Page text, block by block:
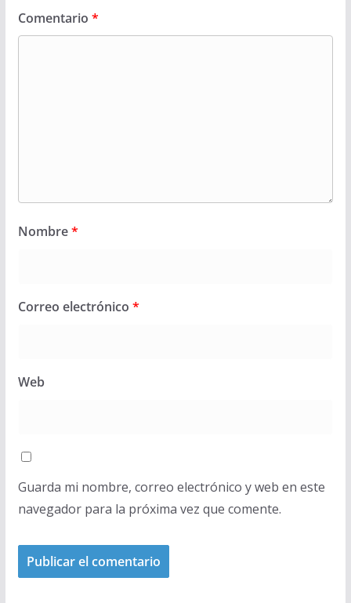
Comentario *
Nombre*
Correo electrónico *
Web
Guarda mi nombre, correo electrónico y web en este
navegador para la próxima vez que comente.